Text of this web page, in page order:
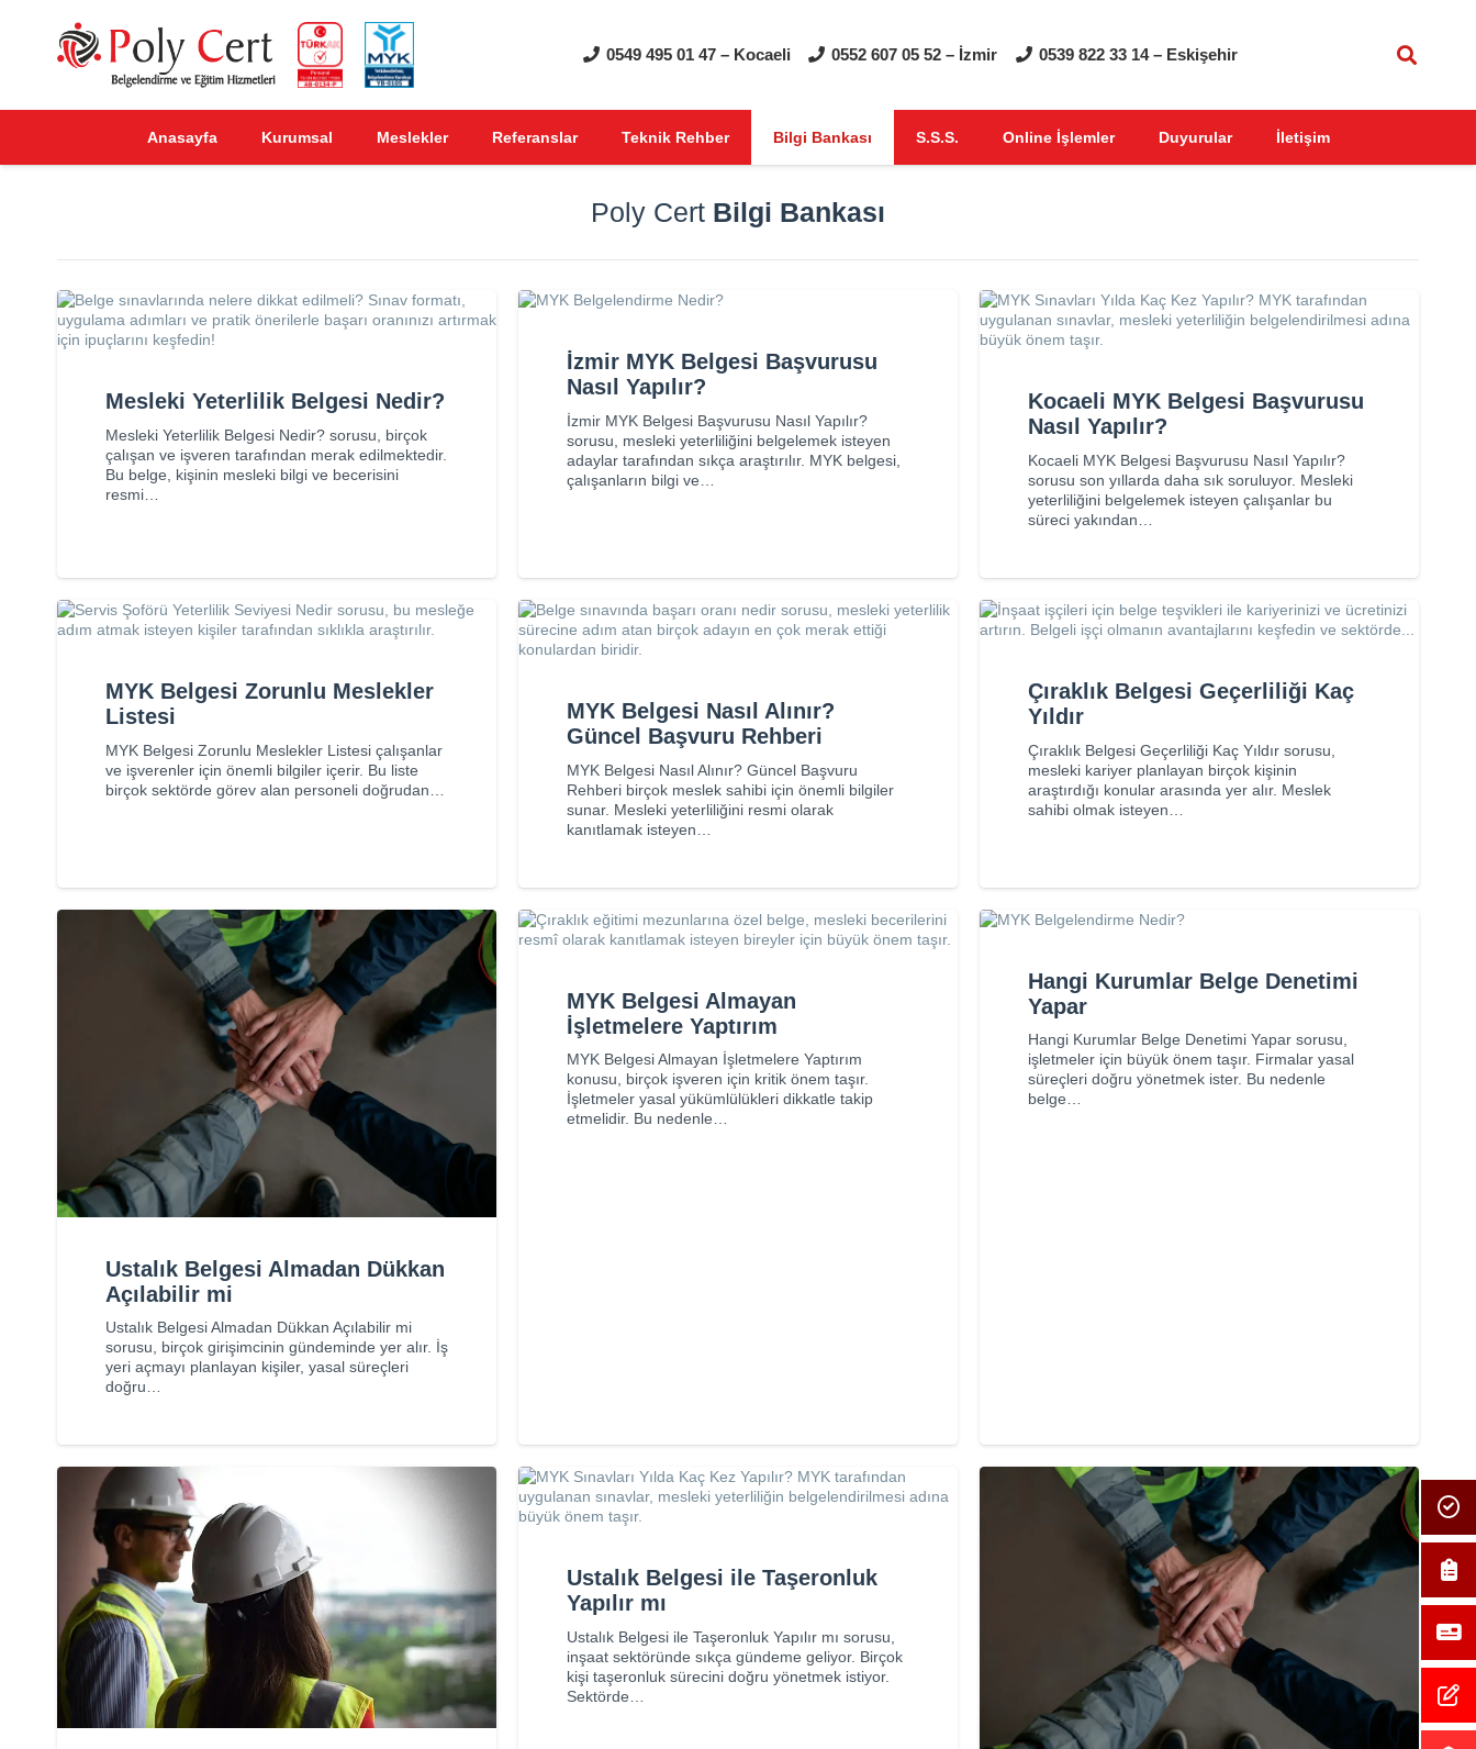
0549 495 01 47 – Kocaeli 0552 607 05 52 – İzmir 0539 822 33 14 – Eskişehir
Anasayfa Kurumsal Meslekler Referanslar Teknik Rehber Bilgi Bankası S.S.S. Online İşlemler Duyurular İletişim
Poly Cert Bilgi Bankası
Mesleki Yeterlilik Belgesi Nedir?
Mesleki Yeterlilik Belgesi Nedir? sorusu, birçok
çalışan ve işveren tarafından merak edilmektedir.
Bu belge, kişinin mesleki bilgi ve becerisini
resmi…
İzmir MYK Belgesi Başvurusu
Nasıl Yapılır?
İzmir MYK Belgesi Başvurusu Nasıl Yapılır?
sorusu, mesleki yeterliliğini belgelemek isteyen
adaylar tarafından sıkça araştırılır. MYK belgesi,
çalışanların bilgi ve…
Kocaeli MYK Belgesi Başvurusu
Nasıl Yapılır?
Kocaeli MYK Belgesi Başvurusu Nasıl Yapılır?
sorusu son yıllarda daha sık soruluyor. Mesleki
yeterliliğini belgelemek isteyen çalışanlar bu
süreci yakından…
MYK Belgesi Zorunlu Meslekler
Listesi
MYK Belgesi Zorunlu Meslekler Listesi çalışanlar
ve işverenler için önemli bilgiler içerir. Bu liste
birçok sektörde görev alan personeli doğrudan…
MYK Belgesi Nasıl Alınır?
Güncel Başvuru Rehberi
MYK Belgesi Nasıl Alınır? Güncel Başvuru
Rehberi birçok meslek sahibi için önemli bilgiler
sunar. Mesleki yeterliliğini resmi olarak
kanıtlamak isteyen…
Çıraklık Belgesi Geçerliliği Kaç
Yıldır
Çıraklık Belgesi Geçerliliği Kaç Yıldır sorusu,
mesleki kariyer planlayan birçok kişinin
araştırdığı konular arasında yer alır. Meslek
sahibi olmak isteyen…
Ustalık Belgesi Almadan Dükkan
Açılabilir mi
Ustalık Belgesi Almadan Dükkan Açılabilir mi
sorusu, birçok girişimcinin gündeminde yer alır. İş
yeri açmayı planlayan kişiler, yasal süreçleri
doğru…
MYK Belgesi Almayan
İşletmelere Yaptırım
MYK Belgesi Almayan İşletmelere Yaptırım
konusu, birçok işveren için kritik önem taşır.
İşletmeler yasal yükümlülükleri dikkatle takip
etmelidir. Bu nedenle…
Hangi Kurumlar Belge Denetimi
Yapar
Hangi Kurumlar Belge Denetimi Yapar sorusu,
işletmeler için büyük önem taşır. Firmalar yasal
süreçleri doğru yönetmek ister. Bu nedenle
belge…
Ustalık Belgesi ile Taşeronluk
Yapılır mı
Ustalık Belgesi ile Taşeronluk Yapılır mı sorusu,
inşaat sektöründe sıkça gündeme geliyor. Birçok
kişi taşeronluk sürecini doğru yönetmek istiyor.
Sektörde…